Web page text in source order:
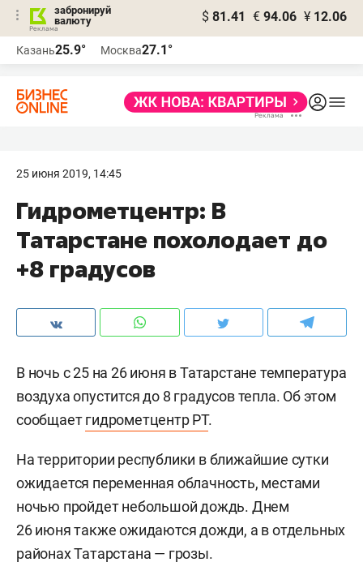
забронируй
валюту
$ 81.41 € 94.06 ¥ 12.06
Казань25.9° Москва27.1°
25 июня 2019, 14:45
Гидрометцентр: В
Татарстане похолодает до
+8 градусов
В ночь с 25 на 26 июня в Татарстане температура
воздуха опустится до 8 градусов тепла. Об этом
сообщаетгидрометцентр РТ.
На территории республики в ближайшие сутки
ожидается переменная облачность, местами
ночью пройдет небольшой дождь. Днем
26 июня также ожидаются дожди, а в отдельных
районах Татарстана — грозы.